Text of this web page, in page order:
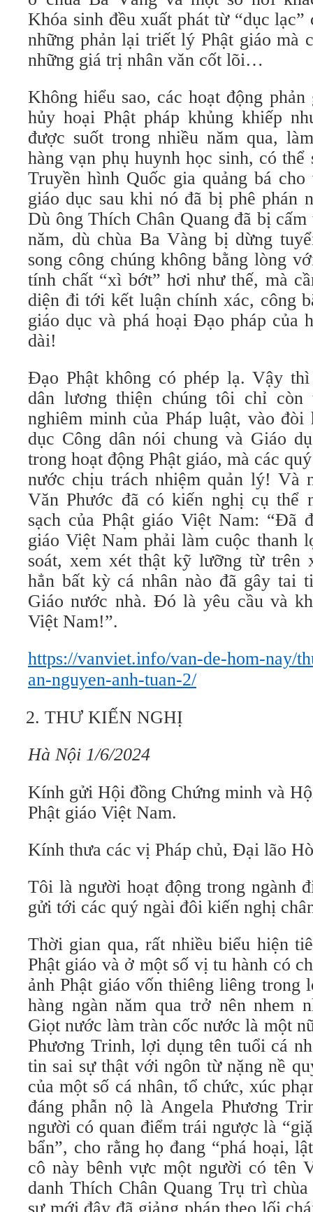
Khóa sinh đều xuất phát từ “dục
những phản lại triết lý Phật giáo mà
những giá trị nhân văn cốt lõi…
Không hiểu sao, các hoạt động
hủy hoại Phật pháp khủng khiếp
được suốt trong nhiều năm qua,
hàng vạn phụ huynh học sinh, có
Truyền hình Quốc gia quảng bá
giáo dục sau khi nó đã bị phê phán
Dù ông Thích Chân Quang đã bị
năm, dù chùa Ba Vàng bị dừng
song công chúng không bằng lòng
tính chất “xì bớt” hơi như thế, mà
diện đi tới kết luận chính xác, công
giáo dục và phá hoại Đạo pháp của
dài!
Đạo Phật không có phép lạ. Vậy
dân lương thiện chúng tôi chỉ còn
nghiêm minh của Pháp luật, vào
dục Công dân nói chung và Giáo
trong hoạt động Phật giáo, mà các
nước chịu trách nhiệm quản lý! Và
Văn Phước đã có kiến nghị cụ thể
sạch của Phật giáo Việt Nam: “Đã
giáo Việt Nam phải làm cuộc thanh
soát, xem xét thật kỹ lưỡng từ trên
hẳn bất kỳ cá nhân nào đã gây tai
Giáo nước nhà. Đó là yêu cầu và
Việt Nam!”.
https://vanviet.info/van-de-hom-nay/
an-nguyen-anh-tuan-2/
THƯ KIẾN NGHỊ
Hà Nội 1/6/2024
Kính gửi Hội đồng Chứng minh và
Phật giáo Việt Nam.
Kính thưa các vị Pháp chủ, Đại lão
Tôi là người hoạt động trong ngành
gửi tới các quý ngài đôi kiến nghị
Thời gian qua, rất nhiều biểu hiện
Phật giáo và ở một số vị tu hành có
ảnh Phật giáo vốn thiêng liêng trong
hàng ngàn năm qua trở nên nhem
Giọt nước làm tràn cốc nước là một
Phương Trinh, lợi dụng tên tuổi cá
tin sai sự thật với ngôn từ nặng nề
của một số cá nhân, tổ chức, xúc
đáng phẫn nộ là Angela Phương
người có quan điểm trái ngược là
bẩn”, cho rằng họ đang “phá hoại,
cô này bênh vực một người có tên
danh Thích Chân Quang Trụ trì